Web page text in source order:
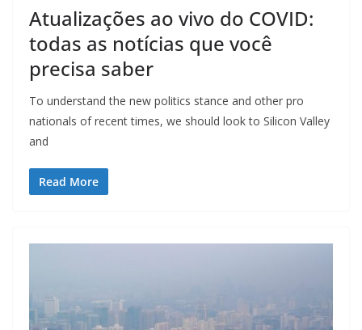
Atualizações ao vivo do COVID:
todas as notícias que você
precisa saber
To understand the new politics stance and other pro
nationals of recent times, we should look to Silicon Valley
and
Read More